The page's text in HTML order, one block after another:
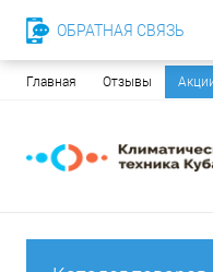
Главная Отзывы
ОБРАТНАЯ СВЯЗЬ